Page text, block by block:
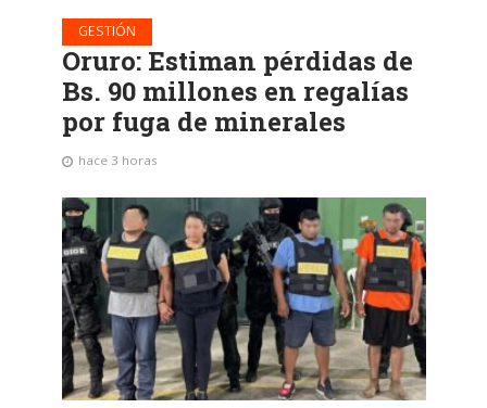
GESTIÓN
Oruro: Estiman pérdidas de
Bs. 90 millones en regalías
por fuga de minerales
hace 3 horas